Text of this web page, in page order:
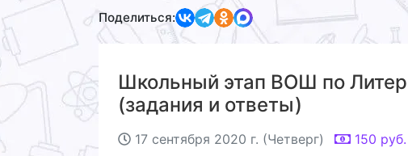
Поделиться:
Школьный этап ВОШ по
(задания и ответы)
17 сентября 2020 г. (Четверг) 150 руб.